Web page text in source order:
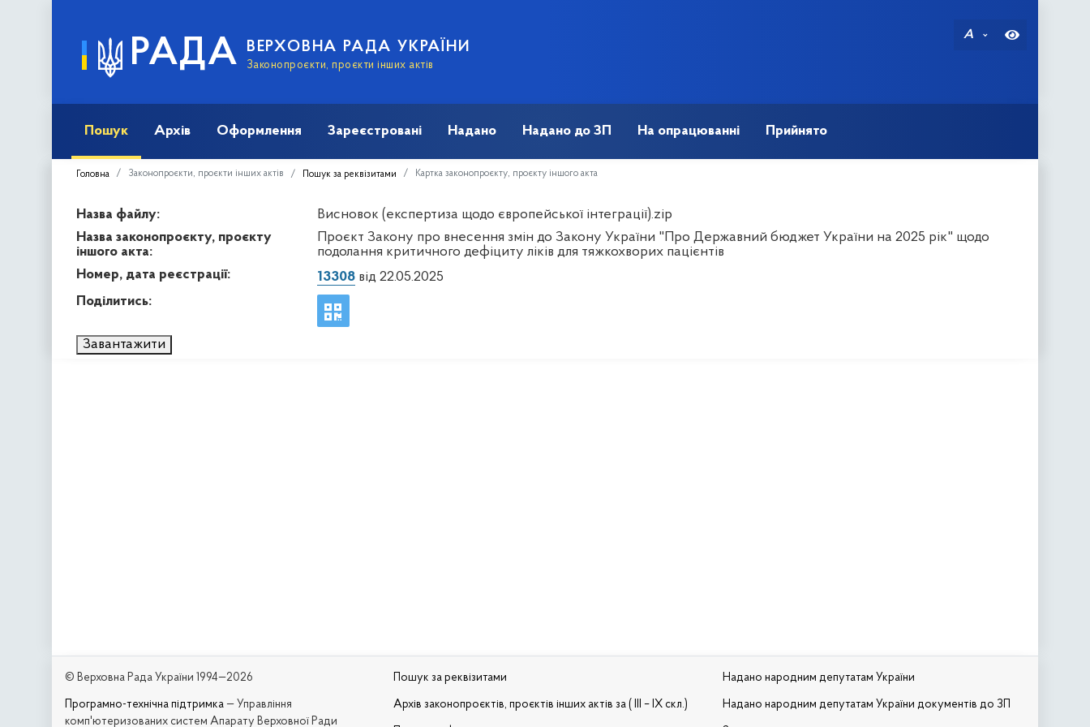
РАДА ВЕРХОВНА РАДА УКРАЇНИ
Законопроєкти, проєкти інших актів
A
Пошук Архів Оформлення Зареєстровані Надано Надано до ЗП На опрацюванні Прийнято
Головна Законопроєкти, проєкти інших актів Пошук за реквізитами Картка законопроєкту, проєкту іншого акта
Назва файлу:
Висновок (експертиза щодо європейської інтеграції).zip
Назва законопроєкту, проєкту
іншого акта:
Проєкт Закону про внесення змін до Закону України "Про Державний бюджет України на 2025 рік" щодо
подолання критичного дефіциту ліків для тяжкохворих пацієнтів
Номер, дата реєстрації:
13308від 22.05.2025
Поділитись:
Завантажити
© Верховна Рада України 1994—2026
Програмно-технічна підтримка — Управління
комп'ютеризованих систем Апарату Верховної Ради
Пошук за реквізитами
Архів законопроєктів, проєктів інших актів за ( III – IX скл.)
Надано народним депутатам України
Надано народним депутатам України документів до ЗП